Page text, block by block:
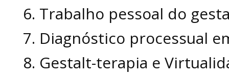
6. Trabalho pessoal do
7. Diagnóstico processual
8. ⁠Gestalt-terapia e